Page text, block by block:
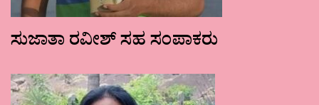
ಸುಜಾತಾ ರವೀಶ್ ಸಹ ಸಂಪಾಕರು